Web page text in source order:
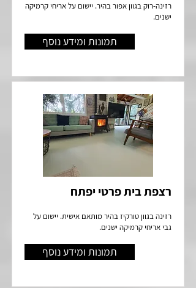
רזינה-רוק בגוון אפור בהיר. יישום על אריחי קרמיקה
ישנים.
תמונות ומידע נוסף
רצפת בית פרטי יפתח
רזינה בגוון טורקיז בהיר מותאם אישית. יישום על
גבי אריחי קרמיקה ישנים.
תמונות ומידע נוסף